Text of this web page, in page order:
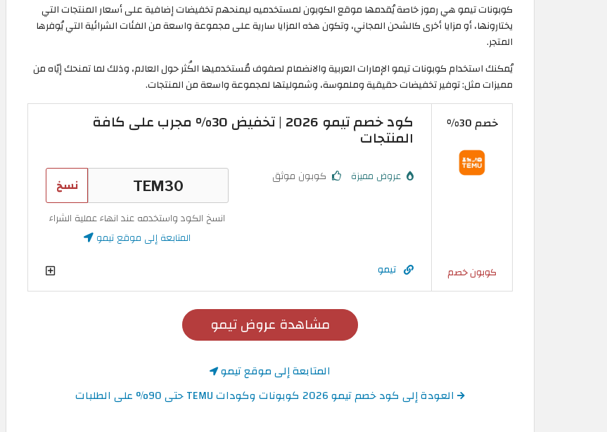
كوبونات تيمو هي رموز خاصة يُقدمها موقع الكوبون لمستخدميه ليمنحهم تخفيضات إضافية على أسعار المنتجات التي
يختارونها، أو مزايا أخرى كالشحن المجاني، وتكون هذه المزايا سارية على مجموعة واسعة من الفئات الشرائية التي يُوفرها
المتجر.
يُمكنك استخدام كوبونات تيمو الإمارات العربية والانضمام لصفوف مُستخدميها الكُثر حول العالم، وذلك لما تمنحك إيّاه من
مميزات مثل: توفير تخفيضات حقيقية وملموسة، وشموليتها لمجموعة واسعة من المنتجات.
خصم 30%
كوبون خصم
كود خصم تيمو 2026 | تخفيض 30% مجرب على كافة
المنتجات
عروض مميزة كوبون موثق نسخ
انسخ الكود واستخدمه عند انهاء عملية الشراء
المتابعة إلى موقع تيمو
تيمو
مشاهدة عروض تيمو
المتابعة إلى موقع تيمو
العودة إلى كود خصم تيمو 2026 كوبونات وكودات TEMU حتى 90% على الطلبات